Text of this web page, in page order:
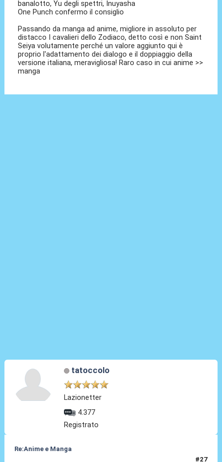
banalotto, Yu degli spettri, Inuyasha
One Punch confermo il consiglio
Passando da manga ad anime, migliore in assoluto per
distacco I cavalieri dello Zodiaco, detto così e non Saint
Seiya volutamente perché un valore aggiunto qui è
proprio l'adattamento dei dialogo e il doppiaggio della
versione italiana, meravigliosa! Raro caso in cui anime >>
manga
tatoccolo
Lazionetter
4.377
Registrato
Re:Anime e Manga
#27